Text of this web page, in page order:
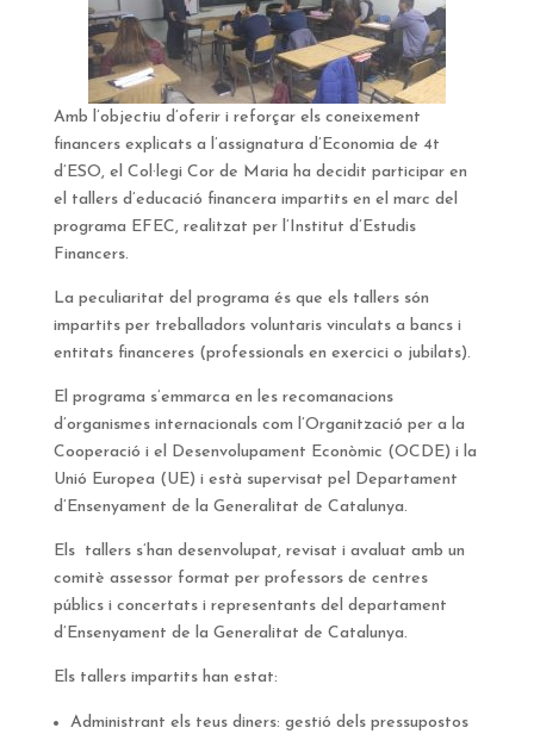
Amb l’objectiu d’oferir i reforçar els coneixement
financers explicats a l’assignatura d’Economia de 4t
d’ESO, el Col·legi Cor de Maria ha decidit participar en
el tallers d’educació financera impartits en el marc del
programa EFEC, realitzat per l’Institut d’Estudis
Financers.
La peculiaritat del programa és que els tallers són
impartits per treballadors voluntaris vinculats a bancs i
entitats financeres (professionals en exercici o jubilats).
El programa s’emmarca en les recomanacions
d’organismes internacionals com l’Organització per a la
Cooperació i el Desenvolupament Econòmic (OCDE) i la
Unió Europea (UE) i està supervisat pel Departament
d’Ensenyament de la Generalitat de Catalunya.
Els tallers s’han desenvolupat, revisat i avaluat amb un
comitè assessor format per professors de centres
públics i concertats i representants del departament
d’Ensenyament de la Generalitat de Catalunya.
Els tallers impartits han estat:
Administrant els teus diners: gestió dels pressupostos